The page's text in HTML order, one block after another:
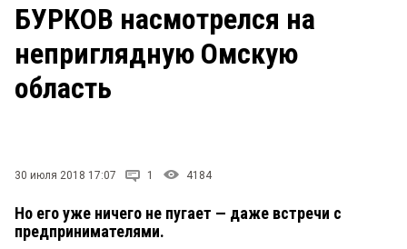
ЗАКОН
НОВОСТИ КОМПАНИЙ
Рейтинги
Блоги
БУРКОВ насмотрелся на
неприглядную Омскую
область
30 июля 2018 17:07 1 4184
Но его уже ничего не пугает — даже встречи с
предпринимателями.